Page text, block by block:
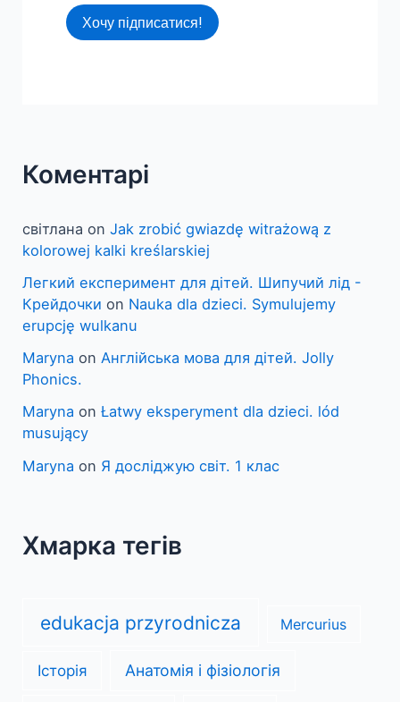
Хочу підписатися!
Коментарі
світлана onJak zrobić gwiazdę witrażową z
kolorowej kalki kreślarskiej
Легкий експеримент для дітей. Шипучий лід -
Крейдочки on Nauka dla dzieci. Symulujemy
erupcję wulkanu
Maryna onАнглійська мова для дітей. Jolly
Phonics.
Maryna onŁatwy eksperyment dla dzieci. lód
musujący
Maryna on Я досліджую світ. 1 клас
Хмарка тегів
edukacja przyrodnicza Mercurius
Історія Анатомія і фізіологія